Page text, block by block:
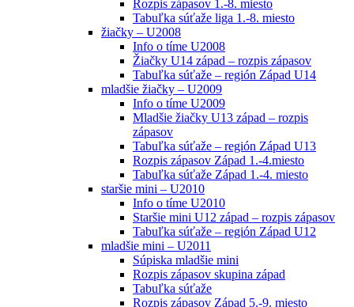
Rozpis zápasov 1.-8. miesto
Tabuľka súťaže liga 1.-8. miesto
žiačky – U2008
Info o tíme U2008
Žiačky U14 západ – rozpis zápasov
Tabuľka súťaže – región Západ U14
mladšie žiačky – U2009
Info o tíme U2009
Mladšie žiačky U13 západ – rozpis
zápasov
Tabuľka súťaže – región Západ U13
Rozpis zápasov Západ 1.-4.miesto
Tabuľka súťaže Západ 1.-4. miesto
staršie mini – U2010
Info o tíme U2010
Staršie mini U12 západ – rozpis zápasov
Tabuľka súťaže – región Západ U12
mladšie mini – U2011
Súpiska mladšie mini
Rozpis zápasov skupina západ
Tabuľka súťaže
Rozpis zápasov Západ 5.-9. miesto